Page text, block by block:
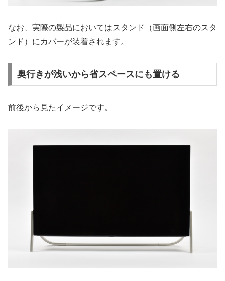
なお、実際の製品においてはスタンド（画面側左右のスタ
ンド）にカバーが装着されます。
奥行きが浅いから省スペースにも置ける
前後から見たイメージです。